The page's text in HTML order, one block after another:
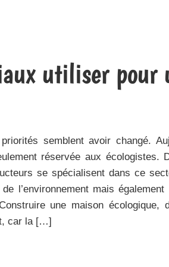
utiliser pour
semblent avoir changé.
réservée aux écologistes.
se spécialisent dans ce
l’environnement mais également
une maison
car la […]